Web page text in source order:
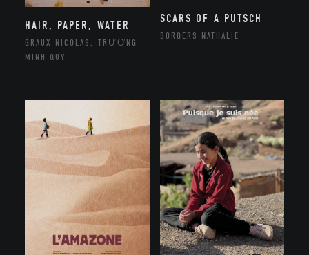
HAIR, PAPER, WATER
GRAUX NICOLAS, TRƯƠNG
MINH QUÝ
SCARS OF A PUTSCH
BORGERS NATHALIE